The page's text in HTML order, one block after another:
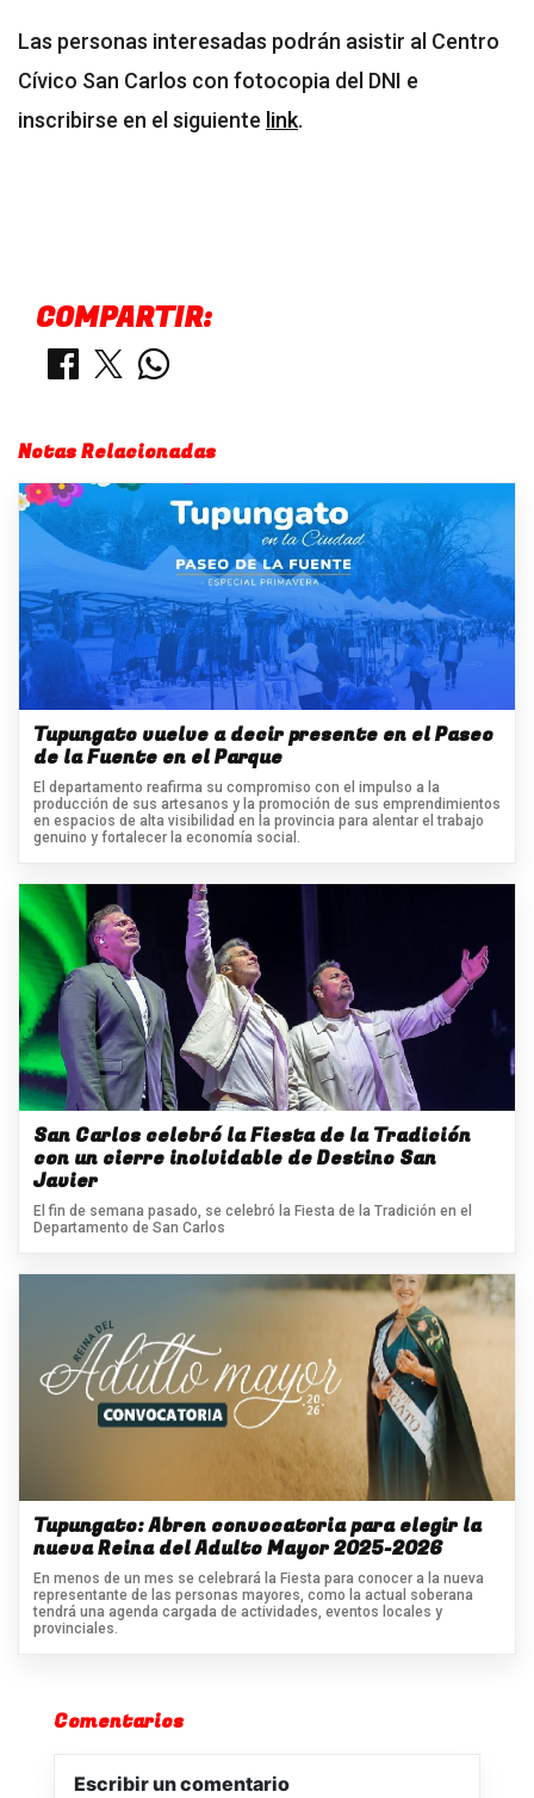
Las personas interesadas podrán asistir al Centro
Cívico San Carlos con fotocopia del DNI e
inscribirse en el siguiente link.
COMPARTIR:
Notas Relacionadas
Tupungato vuelve a decir presente en el Paseo
de la Fuente en el Parque
El departamento reafirma su compromiso con el impulso a la
producción de sus artesanos y la promoción de sus emprendimientos
en espacios de alta visibilidad en la provincia para alentar el trabajo
genuino y fortalecer la economía social.
San Carlos celebró la Fiesta de la Tradición
con un cierre inolvidable de Destino San
Javier
El fin de semana pasado, se celebró la Fiesta de la Tradición en el
Departamento de San Carlos
Tupungato: Abren convocatoria para elegir la
nueva Reina del Adulto Mayor 2025-2026
En menos de un mes se celebrará la Fiesta para conocer a la nueva
representante de las personas mayores, como la actual soberana
tendrá una agenda cargada de actividades, eventos locales y
provinciales.
Comentarios
Escribir un comentario